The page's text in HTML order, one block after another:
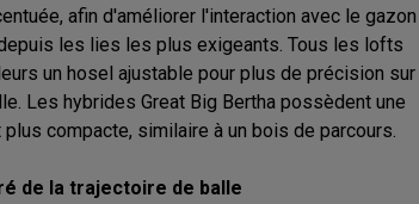
afin d'améliorer l'interaction avec le gazon
les lies les plus exigeants. Tous les lofts
un hosel ajustable pour plus de précision sur
Les hybrides Great Big Bertha possèdent une
compacte, similaire à un bois de parcours.
de la trajectoire de balle